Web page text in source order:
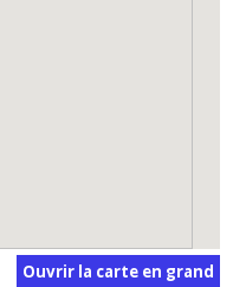
Ouvrir la carte en grand